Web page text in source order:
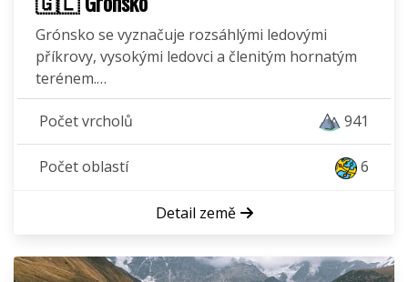
Grónsko se vyznačuje rozsáhlými ledovými
příkrovy, vysokými ledovci a členitým hornatým
terénem.…
Počet vrcholů 941
Počet oblastí 6
Detail země